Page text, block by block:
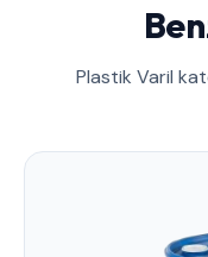
Plastik Varil